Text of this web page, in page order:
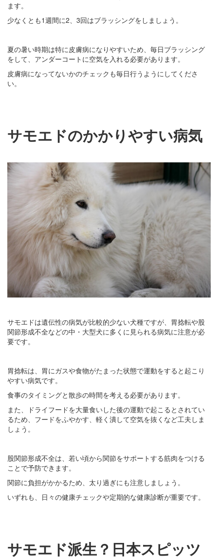
ます。
少なくとも1週間に2、3回はブラッシングをしましょう。
夏の暑い時期は特に皮膚病になりやすいため、毎日ブラッシング
をして、アンダーコートに空気を入れる必要があります。
皮膚病になってないかのチェックも毎日行うようにしてくださ
い。
サモエドのかかりやすい病気
サモエドは遺伝性の病気が比較的少ない犬種ですが、胃捻転や股
関節形成不全などの中・大型犬に多くに見られる病気に注意が必
要です。
胃捻転は、胃にガスや食物がたまった状態で運動をすると起こり
やすい病気です。
食事のタイミングと散歩の時間を考える必要があります。
また、ドライフードを大量食いした後の運動で起こるとされてい
るため、フードをふやかす、軽く潰して空気を抜くなど工夫しま
しょう。
股関節形成不全は、若い頃から関節をサポートする筋肉をつける
ことで予防できます。
関節に負担がかかるため、太り過ぎにも注意しましょう。
いずれも、日々の健康チェックや定期的な健康診断が重要です。
サモエド派生？日本スピッツ